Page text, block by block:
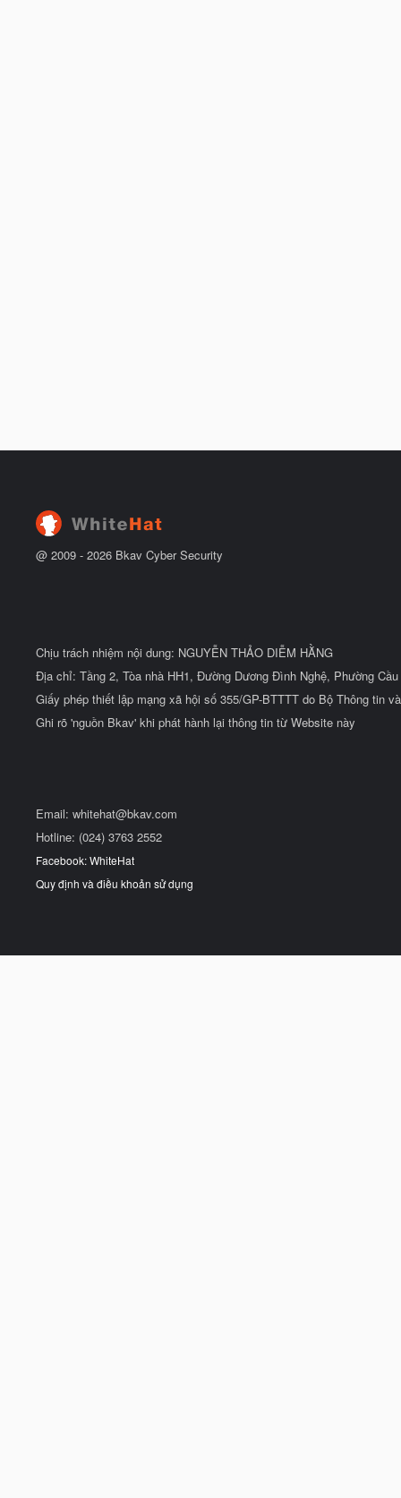
@ 2009 - 2026 Bkav Cyber Security
Chịu trách nhiệm nội dung: NGUYỄN THẢO DIỄM HẰNG
Địa chỉ: Tầng 2, Tòa nhà HH1, Đường Dương Đình Nghệ, Phường
Giấy phép thiết lập mạng xã hội số 355/GP-BTTTT do Bộ Thông tin
Ghi rõ 'nguồn Bkav' khi phát hành lại thông tin từ Website này
Email: whitehat@bkav.com
Hotline: (024) 3763 2552
Facebook: WhiteHat
Quy định và điều khoản sử dụng